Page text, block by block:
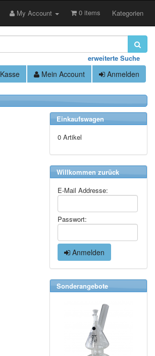
erweiterte Suche
Kasse Mein Account Anmelden
Einkaufswagen
0 Artikel
Willkommen zurück
E-Mail Addresse:
Passwort:
Anmelden
Sonderangebote
My Account 0 items Kategorien